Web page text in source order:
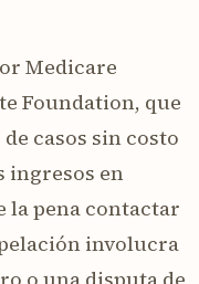
Medicare
Foundation, que
casos sin costo
ingresos en
la pena contactar
involucra